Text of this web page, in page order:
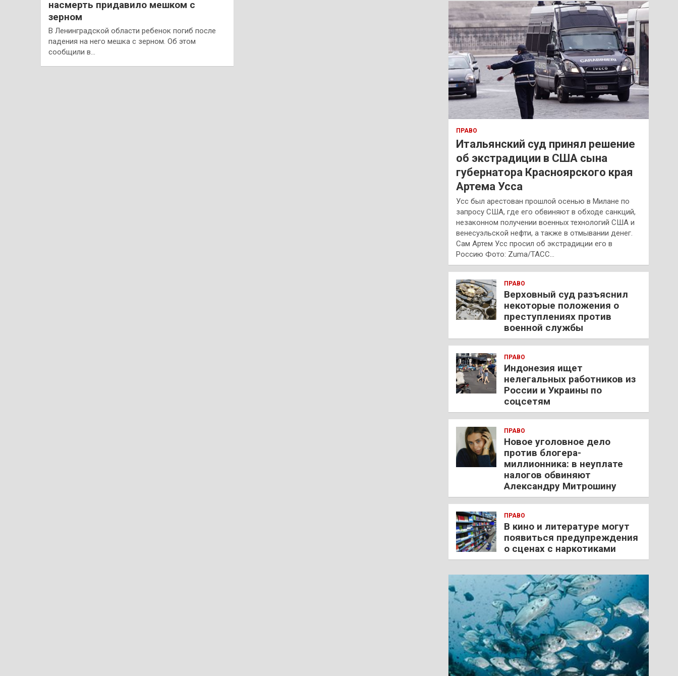
насмерть придавило мешком с
зерном
В Ленинградской области ребенок погиб после
падения на него мешка с зерном. Об этом
сообщили в…
к
ПРАВО
Итальянский суд принял решение
об экстрадиции в США сына
губернатора Красноярского края
Артема Усса
Усс был арестован прошлой осенью в Милане по
запросу США, где его обвиняют в обходе санкций,
незаконном получении военных технологий США и
венесуэльской нефти, а также в отмывании денег.
Сам Артем Усс просил об экстрадиции его в
Россию Фото: Zuma/ТАСС…
ПРАВО
Верховный суд разъяснил
некоторые положения о
преступлениях против
военной службы
ПРАВО
Индонезия ищет
нелегальных работников из
России и Украины по
соцсетям
ПРАВО
Новое уголовное дело
против блогера-
миллионника: в неуплате
налогов обвиняют
Александру Митрошину
ПРАВО
В кино и литературе могут
появиться предупреждения
о сценах с наркотиками